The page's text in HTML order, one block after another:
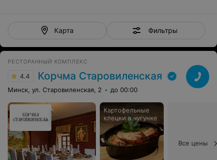
Карта Фильтры
РЕСТОРАННЫЙ КОМПЛЕКС
4.4 Корчма Старовиленская
Минск, ул. Старовиленская, 2 до 00:00
Картофельные
клецки в чугунке
Все цены